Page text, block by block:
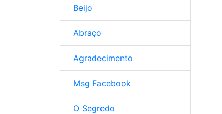
Beijo
Abraço
Agradecimento
Msg Facebook
O Segredo